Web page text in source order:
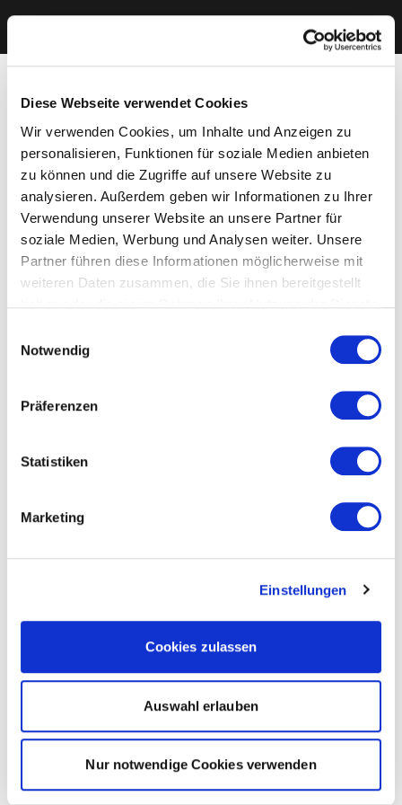
Diese Webseite verwendet Cookies
Wir verwenden Cookies, um Inhalte und Anzeigen zu
personalisieren, Funktionen für soziale Medien anbieten
zu können und die Zugriffe auf unsere Website zu
analysieren. Außerdem geben wir Informationen zu Ihrer
Verwendung unserer Website an unsere Partner für
soziale Medien, Werbung und Analysen weiter. Unsere
Partner führen diese Informationen möglicherweise mit
weiteren Daten zusammen, die Sie ihnen bereitgestellt
Cookies, wenn Sie unsere Webseite weiterhin nutzen.
Notwendig
Präferenzen
Statistiken
Marketing
Einstellungen
Cookies zulassen
Auswahl erlauben
Nur notwendige Cookies verwenden